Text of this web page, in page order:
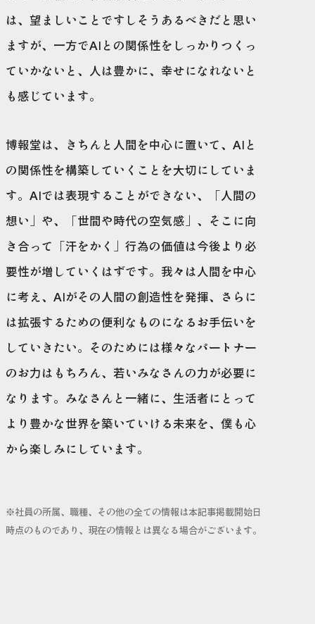
は、望ましいことですしそうあるべきだと思い
ますが、一方でAIとの関係性をしっかりつくっ
ていかないと、人は豊かに、幸せになれないと
も感じています。
博報堂は、きちんと人間を中心に置いて、AIと
の関係性を構築していくことを大切にしていま
す。AIでは表現することができない、「人間の
想い」や、「世間や時代の空気感」、そこに向
き合って「汗をかく」行為の価値は今後より必
要性が増していくはずです。我々は人間を中心
に考え、AIがその人間の創造性を発揮、さらに
は拡張するための便利なものになるお手伝いを
していきたい。そのためには様々なパートナー
のお力はもちろん、若いみなさんの力が必要に
なります。みなさんと一緒に、生活者にとって
より豊かな世界を築いていける未来を、僕も心
から楽しみにしています。
※社員の所属、職種、その他の全ての情報は本記事掲載開始日
時点のものであり、現在の情報とは異なる場合がございます。